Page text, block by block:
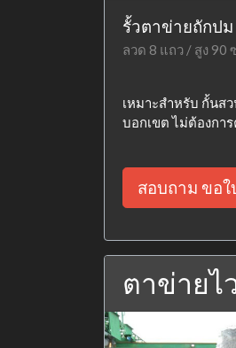
รั้วตาข่ายถักปม
ลวด 8 แถว / สูง 90
เหมาะสำหรับ กั้นส
บอกเขต ไม่ต้องกา
สอบถาม ขอใ
ตาข่ายไ